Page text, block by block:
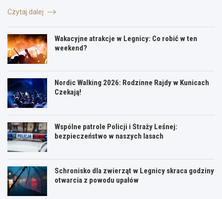
Czytaj dalej
Wakacyjne atrakcje w Legnicy: Co robić w ten
weekend?
Nordic Walking 2026: Rodzinne Rajdy w Kunicach
Czekają!
Wspólne patrole Policji i Straży Leśnej:
bezpieczeństwo w naszych lasach
Schronisko dla zwierząt w Legnicy skraca godziny
otwarcia z powodu upałów